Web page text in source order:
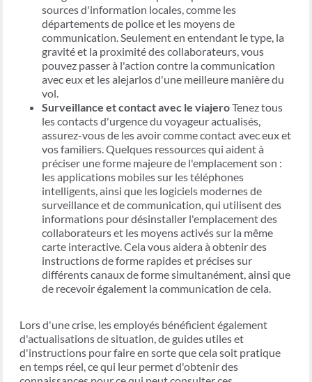
sources d'information locales, comme les
départements de police et les moyens de
communication. Seulement en entendant le type, la
gravité et la proximité des collaborateurs, vous
pouvez passer à l'action contre la communication
avec eux et les alejarlos d'une meilleure manière du
vol.
Surveillance et contact avec le viajeroTenez tous
les contacts d'urgence du voyageur actualisés,
assurez-vous de les avoir comme contact avec eux et
vos familiers. Quelques ressources qui aident à
préciser une forme majeure de l'emplacement son :
les applications mobiles sur les téléphones
intelligents, ainsi que les logiciels modernes de
surveillance et de communication, qui utilisent des
informations pour désinstaller l'emplacement des
collaborateurs et les moyens activés sur la même
carte interactive. Cela vous aidera à obtenir des
instructions de forme rapides et précises sur
différents canaux de forme simultanément, ainsi que
de recevoir également la communication de cela.
Lors d'une crise, les employés bénéficient également
d'actualisations de situation, de guides utiles et
d'instructions pour faire en sorte que cela soit pratique
en temps réel, ce qui leur permet d'obtenir des